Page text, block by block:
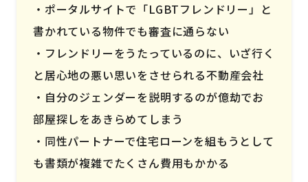
ポータルサイトで「LGBTフレンドリー」と
書かれている物件でも審査に通らない
フレンドリーをうたっているのに、いざ行く
と居心地の悪い思いをさせられる不動産会社
自分のジェンダーを説明するのが億劫でお
部屋探しをあきらめてしまう
同性パートナーで住宅ローンを組もうとして
も書類が複雑でたくさん費用もかかる